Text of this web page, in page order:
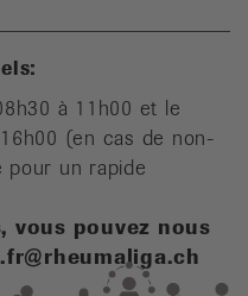
à 11h00 et le
(en cas de non-
pour un rapide
vous pouvez nous